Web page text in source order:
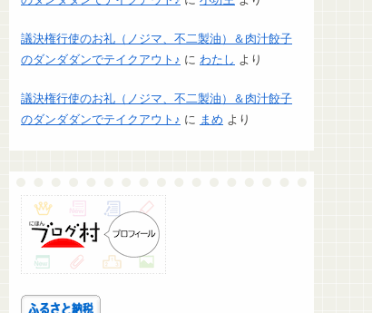
議決権行使のお礼（ノジマ、不二製油）＆肉汁餃子
のダンダダンでテイクアウト♪ に わたし より
議決権行使のお礼（ノジマ、不二製油）＆肉汁餃子
のダンダダンでテイクアウト♪ に まめ より